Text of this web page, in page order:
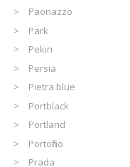
Paonazzo
Park
Pekin
Persia
Pietra blue
Portblack
Portland
Portofino
Prada